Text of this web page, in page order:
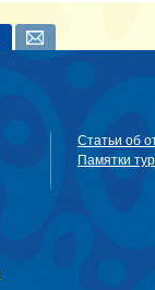
Статьи об
Памятки